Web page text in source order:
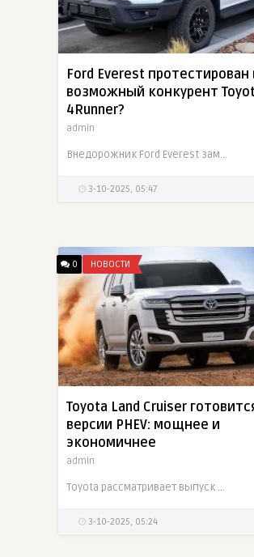
Ford Everest
возможный конкурент
4Runner?
admin
Внедорожник Ford Everest заметили в Колорадо на заводских номерах. Несмотря на слухи, его появление в США маловероятно из-за конкуренции с Bronco и тарифных барьеров
3-10-2025, 05:47
0 НОВОСТИ
Toyota Land Cruiser
версии PHEV: мощнее и
экономичнее
admin
Toyota рассматривает выпуск Land Cruiser PHEV — гибрид с возможностью подзарядки от сети, 3.5-литровым V6 и запасом хода на электротяге.
3-10-2025, 05:24